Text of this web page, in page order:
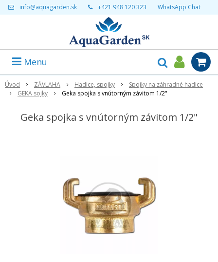
info@aquagarden.sk +421 948 120 323 WhatsApp Chat
Menu
Úvod ZÁVLAHA Hadice, spojky
Spojky na záhradné hadice
GEKA sojky
Geka spojka s vnútorným závitom 1/2"
Geka spojka s vnútorným závitom 1/2"